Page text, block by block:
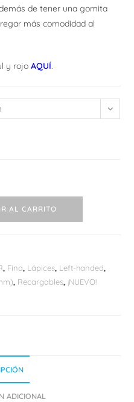
de tener una gomita
más comodidad al
y rojoAQUÍ.
AL CARRITO
, Fina, Lápices, Left-handed,
, Recargables, ¡NUEVO!
ADICIONAL